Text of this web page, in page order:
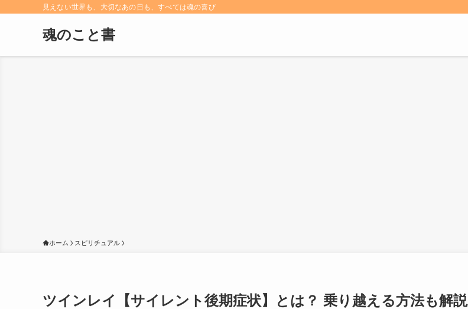
見えない世界も、大切なあの日も、すべては魂の喜び
魂のこと書
ホーム スピリチュアル
ツインレイ【サイレント後期症状】とは？ 乗り越える方法も解説